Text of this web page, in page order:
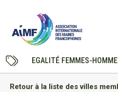
EGALITÉ FEMMES-
Retour à la liste des villes